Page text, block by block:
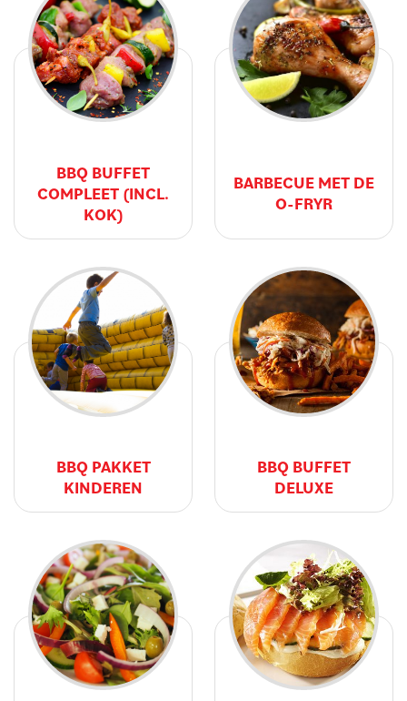
BBQ BUFFET
COMPLEET (INCL.
KOK)
BARBECUE MET DE
O-FRYR
BBQ PAKKET
KINDEREN
BBQ BUFFET
DELUXE